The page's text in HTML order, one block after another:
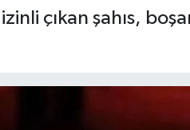
çıkan şahıs,